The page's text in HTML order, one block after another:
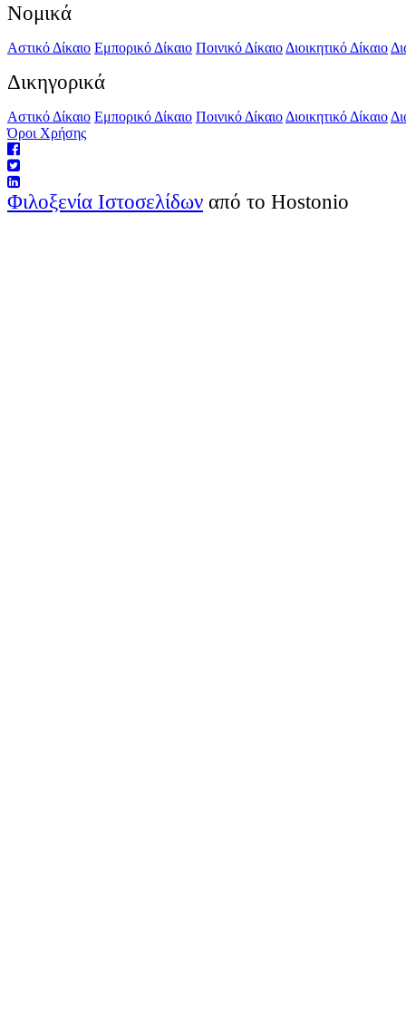
Νομικά
Αστικό Δίκαιο Εμπορικό Δίκαιο Ποινικό Δίκαιο Διοικητικό Δίκαιο
Δικηγορικά
Αστικό Δίκαιο Εμπορικό Δίκαιο Ποινικό Δίκαιο Διοικητικό Δίκαιο
Όροι Χρήσης
Φιλοξενία Ιστοσελίδων από το Hostonio